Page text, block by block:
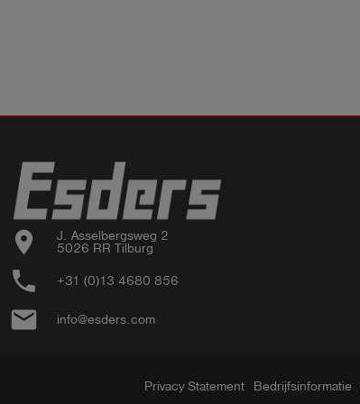
location_on
J. Asselbergsweg 2
5026 RR Tilburg
phone +31 (0)13 4680 856
email info@esders.com
Privacy Statement Bedrijfsinformatie